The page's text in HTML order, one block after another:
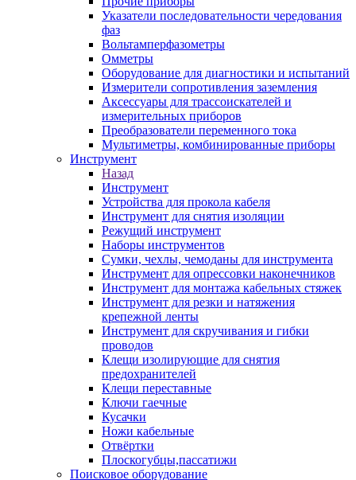
Указатели последовательности чередования
фаз
Вольтамперфазометры
Омметры
Оборудование для диагностики и испытаний
Измерители сопротивления заземления
Аксессуары для трассоискателей и
измерительных приборов
Преобразователи переменного тока
Мультиметры, комбинированные приборы
Инструмент
Назад
Инструмент
Устройства для прокола кабеля
Инструмент для снятия изоляции
Режущий инструмент
Наборы инструментов
Сумки, чехлы, чемоданы для инструмента
Инструмент для опрессовки наконечников
Инструмент для монтажа кабельных стяжек
Инструмент для резки и натяжения
крепежной ленты
Инструмент для скручивания и гибки
проводов
Клещи изолирующие для снятия
предохранителей
Клещи переставные
Ключи гаечные
Кусачки
Ножи кабельные
Отвёртки
Плоскогубцы,пассатижи
Поисковое оборудование